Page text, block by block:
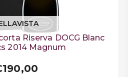
Riserva DOCG Blanc
2014 Magnum